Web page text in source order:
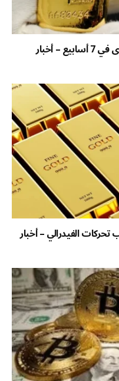
الذهب يواصل الصعود لأعلى مستوى في 7 أسابيع – أخبار
الفيدرالي – أخبار